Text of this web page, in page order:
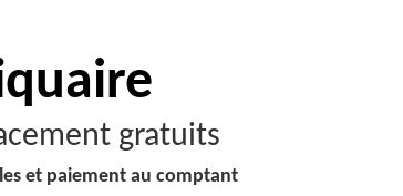
gratuits
et paiement au comptant